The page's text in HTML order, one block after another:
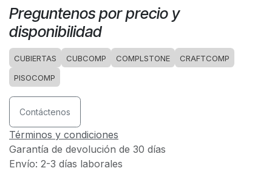
Preguntenos por precio y
disponibilidad
CUBIERTAS CUBCOMP COMPLSTONE
CRAFTCOMP
PISOCOMP
Contáctenos
Términos y condiciones
Garantía de devolución de 30 días
Envío: 2-3 días laborales